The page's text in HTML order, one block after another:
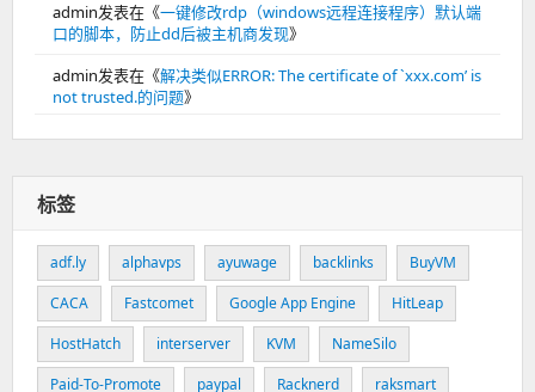
admin发表在《一键修改rdp（windows远程连接程序）默认端
口的脚本，防止dd后被主机商发现》
admin发表在《解决类似ERROR: The certificate of `xxx.com’ is
not trusted.的问题》
标签
adf.ly alphavps ayuwage backlinks
BuyVM
CACA
Fastcomet Google App Engine
HitLeap
HostHatch
interserver KVM
NameSilo
Paid-To-Promote
paypal Racknerd
raksmart